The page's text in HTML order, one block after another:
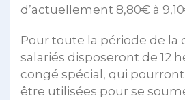
d’actuellement 8,80€ à
Pour toute la période de la
salariés disposeront de 12
congé spécial, qui
être utilisées pour se